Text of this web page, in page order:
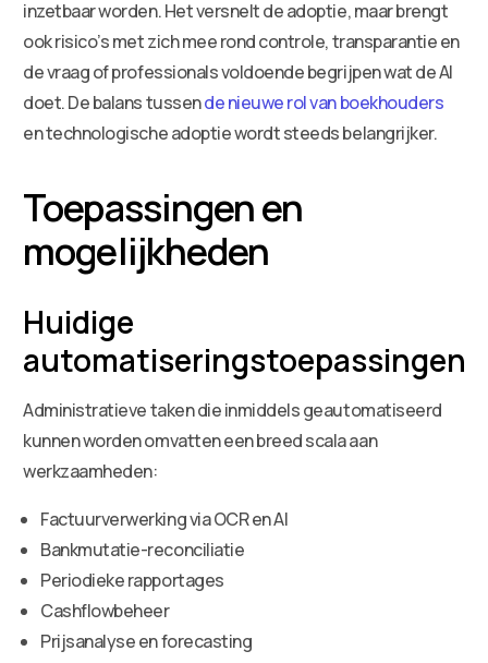
inzetbaar worden. Het versnelt de adoptie, maar brengt
ook risico’s met zich mee rond controle, transparantie en
de vraag of professionals voldoende begrijpen wat de AI
doet. De balans tussende nieuwe rol van boekhouders
en technologische adoptie wordt steeds belangrijker.
Toepassingen en
mogelijkheden
Huidige
automatiseringstoepassingen
Administratieve taken die inmiddels geautomatiseerd
kunnen worden omvatten een breed scala aan
werkzaamheden:
Factuurverwerking via OCR en AI
Bankmutatie-reconciliatie
Periodieke rapportages
Cashflowbeheer
Prijsanalyse en forecasting